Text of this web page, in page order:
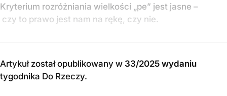
Kryterium rozróżniania wielkości „pe” jest jasne –
czy to prawo jest nam na rękę, czy nie.
Artykuł został opublikowany w 33/2025 wydaniu
tygodnika Do Rzeczy.